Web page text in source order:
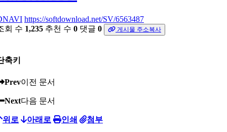
https://softdownload.net/SV/6563487
회 수 1,235 추천 수 0 댓글 0 게시물 주소복사
축키
Prev이전 문서
Next다음 문서
위로 아래로 인쇄 첨부